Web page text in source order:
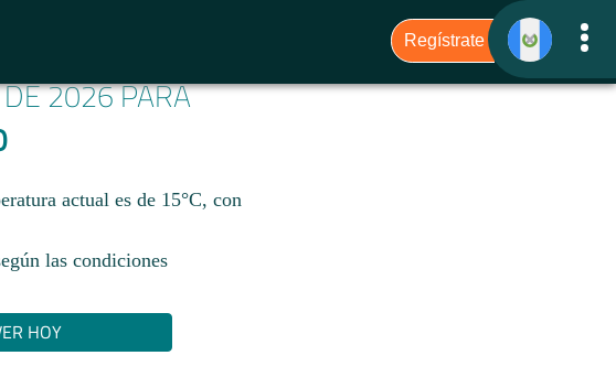
2026 PARA
actual es de 15°C, con
las condiciones
HOY